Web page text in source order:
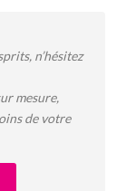
n’hésitez
mesure,
de votre